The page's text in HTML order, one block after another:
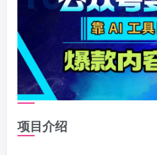
项目介绍